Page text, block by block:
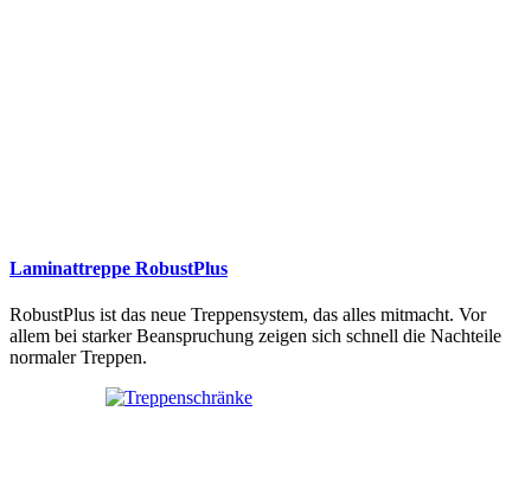
Laminattreppe RobustPlus
RobustPlus ist das neue Treppensystem, das alles mitmacht. Vor
allem bei starker Beanspruchung zeigen sich schnell die Nachteile
normaler Treppen.